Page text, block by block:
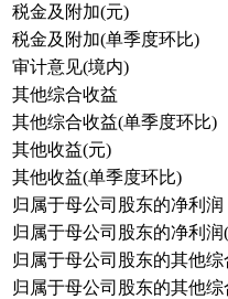
税金及附加(元)
税金及附加(单季度环比)
审计意见(境内)
其他综合收益
其他综合收益(单季度环比)
其他收益(元)
其他收益(单季度环比)
归属于母公司股东的净利润
归属于母公司股东的净利
归属于母公司股东的其他综
归属于母公司股东的其他